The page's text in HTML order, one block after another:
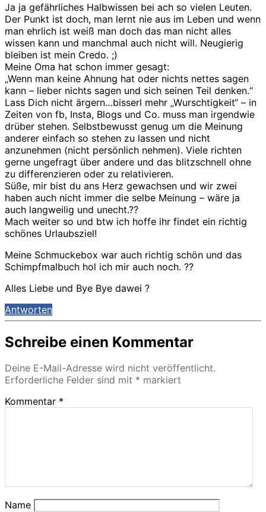
Ja ja gefährliches Halbwissen bei ach so vielen Leuten.
Der Punkt ist doch, man lernt nie aus im Leben und wenn
man ehrlich ist weiß man doch das man nicht alles
wissen kann und manchmal auch nicht will. Neugierig
bleiben ist mein Credo. ;)
Meine Oma hat schon immer gesagt:
„Wenn man keine Ahnung hat oder nichts nettes sagen
kann – lieber nichts sagen und sich seinen Teil denken.“
Lass Dich nicht ärgern…bisserl mehr „Wurschtigkeit“ – in
Zeiten von fb, Insta, Blogs und Co. muss man irgendwie
drüber stehen. Selbstbewusst genug um die Meinung
anderer einfach so stehen zu lassen und nicht
anzunehmen (nicht persönlich nehmen). Viele richten
gerne ungefragt über andere und das blitzschnell ohne
zu differenzieren oder zu relativieren.
Süße, mir bist du ans Herz gewachsen und wir zwei
haben auch nicht immer die selbe Meinung – wäre ja
auch langweilig und unecht.??
Mach weiter so und btw ich hoffe ihr findet ein richtig
schönes Urlaubsziel!
Meine Schmuckebox war auch richtig schön und das
Schimpfmalbuch hol ich mir auch noch. ??
Alles Liebe und Bye Bye dawei ?
Antworten
Schreibe einen Kommentar
Deine E-Mail-Adresse wird nicht veröffentlicht.
Erforderliche Felder sind mit * markiert
Kommentar *
Name